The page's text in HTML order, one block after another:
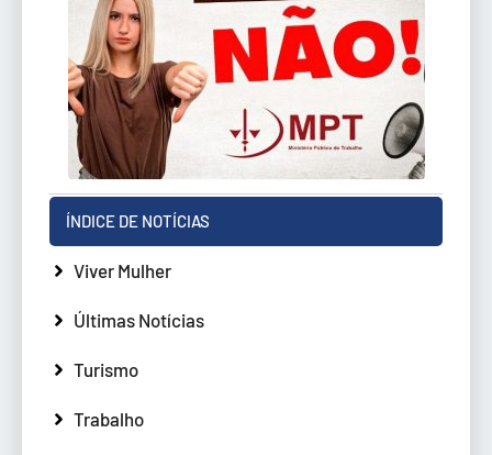
ÍNDICE DE NOTÍCIAS
Viver Mulher
Últimas Notícias
Turismo
Trabalho